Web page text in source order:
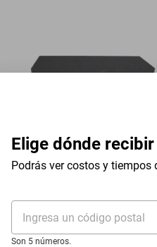
Elige dónde
Podrás ver costos y tiempos
Ingresa un código postal
Son 5 números.
Cajon acustico doble woofer 12
$1205